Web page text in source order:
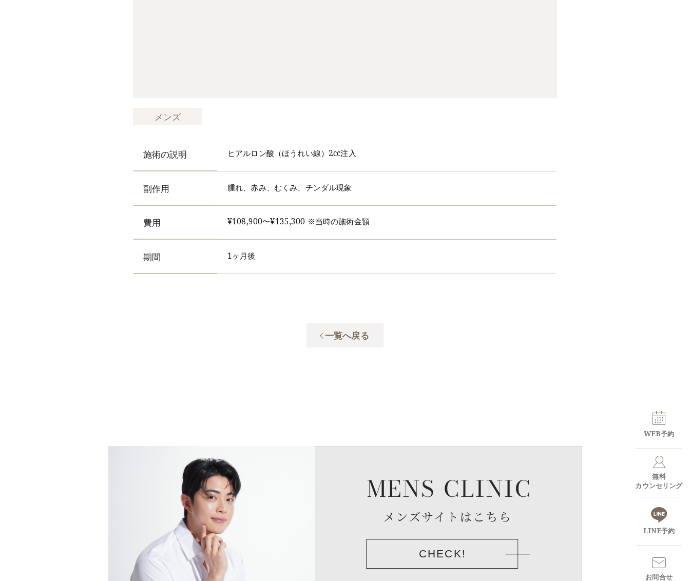
WEB予約
無料
カウンセリング
LINE予約
お問合せ
メンズ
施術の説明 ヒアルロン酸（ほうれい線）2cc注入
副作用 腫れ、⾚み、むくみ、チンダル現象
費用 ¥108,900〜¥135,300 ※当時の施術金額
期間 1ヶ月後
一覧へ戻る